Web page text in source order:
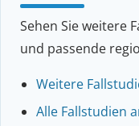
Sehen Sie weitere
und passende
Weitere
Alle Fallstudien